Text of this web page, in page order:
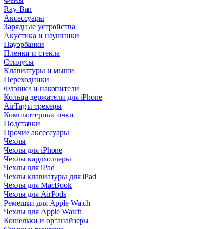
Ray-Ban
Аксессуары
Зарядные устройства
Акустика и наушники
Пауэрбанки
Пленки и стекла
Стилусы
Клавиатуры и мыши
Переходники
Флэшки и накопители
Кольца держатели для iPhone
AirTag и трекеры
Компьютерные очки
Подставки
Прочие аксессуары
Чехлы
Чехлы для iPhone
Чехлы-кардхолдеры
Чехлы для iPad
Чехлы клавиатуры для iPad
Чехлы для MacBook
Чехлы для AirPods
Ремешки для Apple Watch
Чехлы для Apple Watch
Кошельки и органайзеры